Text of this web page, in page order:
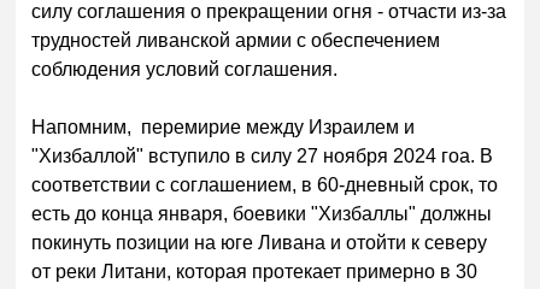
силу соглашения о прекращении огня - отчасти из-за
трудностей ливанской армии с обеспечением
соблюдения условий соглашения.
Напомним, перемирие между Израилем и
"Хизбаллой" вступило в силу 27 ноября 2024 гоа. В
соответствии с соглашением, в 60-дневный срок, то
есть до конца января, боевики "Хизбаллы" должны
покинуть позиции на юге Ливана и отойти к северу
от реки Литани, которая протекает примерно в 30